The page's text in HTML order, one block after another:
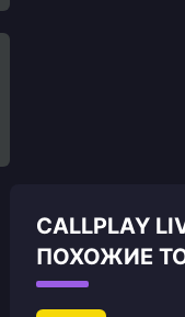
CALLPLAY
ПОХОЖИЕ